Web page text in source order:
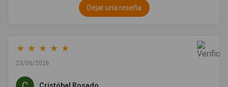
Dejar una reseña
★ ★ ★ ★ ★
23/06/2026